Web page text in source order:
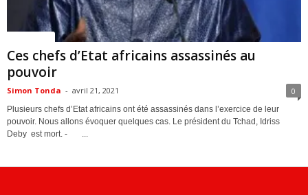
Ces chefs d’Etat africains assassinés au
pouvoir
Simon Tonda - avril 21, 2021 0
Plusieurs chefs d’Etat africains ont été assassinés dans l’exercice de leur
pouvoir. Nous allons évoquer quelques cas. Le président du Tchad, Idriss
Deby est mort. - ...